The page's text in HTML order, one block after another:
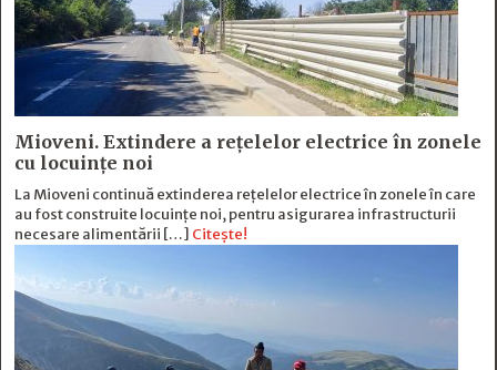
Mioveni. Extindere a rețelelor electrice în zonele
cu locuințe noi
La Mioveni continuă extinderea rețelelor electrice în zonele în care
au fost construite locuințe noi, pentru asigurarea infrastructurii
necesare alimentării […] Citește!